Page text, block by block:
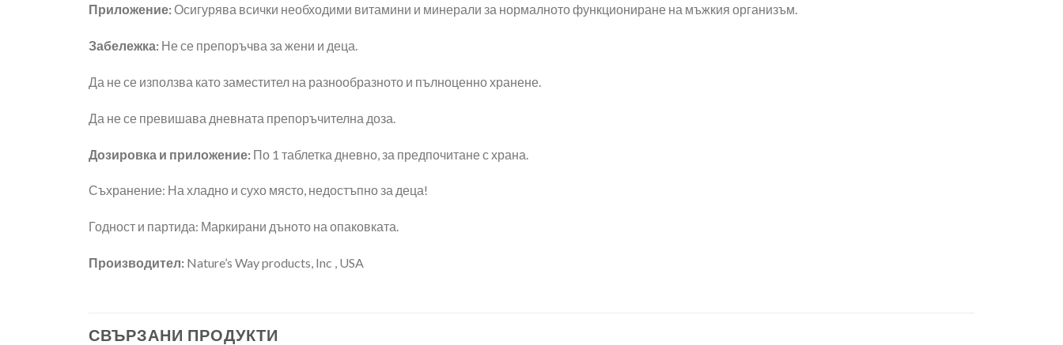
Приложение:Осигурява всички необходими витамини и минерали за нормалното функциониране на мъжкия организъм.
Забележка: Не се препоръчва за жени и деца.
Да не се използва като заместител на разнообразното и пълноценно хранене.
Да не се превишава дневната препоръчителна доза.
Дозировка и приложение: По 1 таблетка дневно, за предпочитане с храна.
Съхранение: На хладно и сухо място, недостъпно за деца!
Годност и партида: Маркирани дъното на опаковката.
Производител: Nature’s Way products, Inc , USA
СВЪРЗАНИ ПРОДУКТИ